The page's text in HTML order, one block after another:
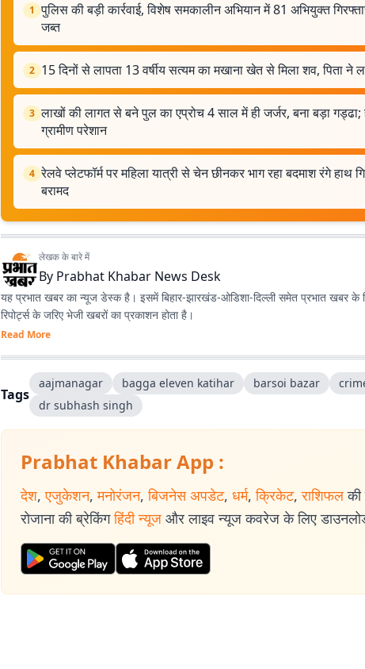
1 पुलिस की बड़ी कार्रवाई, विशेष समकालीन अभियान में 81 अभियुक्त
जब्त
2 15 दिनों से लापता 13 वर्षीय सत्यम का मखाना खेत से मिला शव, पिता ने
3 लाखों की लागत से बने पुल का एप्रोच 4 साल में ही जर्जर, बना बड़ा
ग्रामीण परेशान
4 रेलवे प्लेटफॉर्म पर महिला यात्री से चेन छीनकर भाग रहा बदमाश रंगे हाथ
बरामद
लेखक के बारे में
By Prabhat Khabar News Desk
यह प्रभात खबर का न्यूज डेस्क है। इसमें बिहार-झारखंड-ओडिशा-दिल्‍ली समेत प्रभात खबर के
रिपोर्ट्स के जरिए भेजी खबरों का प्रकाशन होता है।
Read More
Tags
aajmanagar bagga eleven katihar barsoi bazar
dr subhash singh
Prabhat Khabar App :
देश, एजुकेशन, मनोरंजन, बिजनेस अपडेट, धर्म, क्रिकेट, राशिफल की
रोजाना की ब्रेकिंग हिंदी न्यूज और लाइव न्यूज कवरेज के लिए